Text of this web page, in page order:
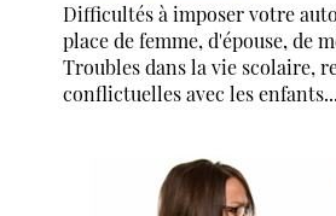
Difficultés à imposer votre
place de femme, d'épouse, de
Troubles dans la vie scolaire,
conflictuelles avec les enfants...